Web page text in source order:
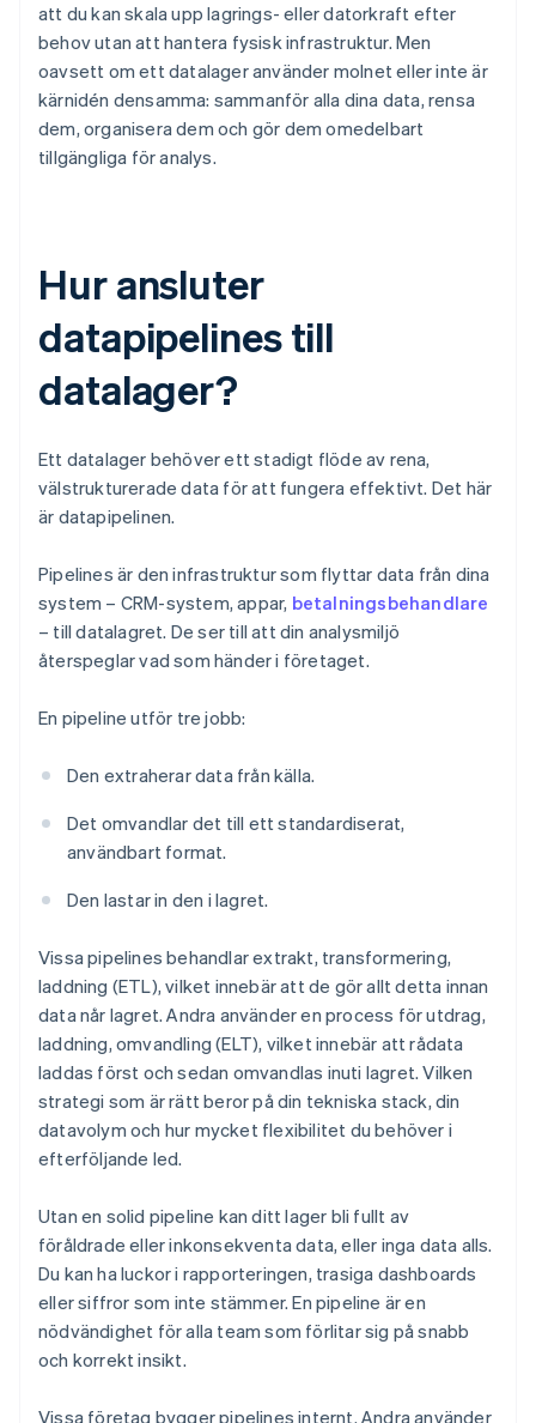
att du kan skala upp lagrings- eller datorkraft efter
behov utan att hantera fysisk infrastruktur. Men
oavsett om ett datalager använder molnet eller inte är
kärnidén densamma: sammanför alla dina data, rensa
dem, organisera dem och gör dem omedelbart
tillgängliga för analys.
Hur ansluter
datapipelines till
datalager?
Ett datalager behöver ett stadigt flöde av rena,
välstrukturerade data för att fungera effektivt. Det här
är datapipelinen.
Pipelines är den infrastruktur som flyttar data från dina
system – CRM-system, appar, betalningsbehandlare
– till datalagret. De ser till att din analysmiljö
återspeglar vad som händer i företaget.
En pipeline utför tre jobb:
Den extraherar data från källa.
Det omvandlar det till ett standardiserat,
användbart format.
Den lastar in den i lagret.
Vissa pipelines behandlar extrakt, transformering,
laddning (ETL), vilket innebär att de gör allt detta innan
data når lagret. Andra använder en process för utdrag,
laddning, omvandling (ELT), vilket innebär att rådata
laddas först och sedan omvandlas inuti lagret. Vilken
strategi som är rätt beror på din tekniska stack, din
datavolym och hur mycket flexibilitet du behöver i
efterföljande led.
Utan en solid pipeline kan ditt lager bli fullt av
föråldrade eller inkonsekventa data, eller inga data alls.
Du kan ha luckor i rapporteringen, trasiga dashboards
eller siffror som inte stämmer. En pipeline är en
nödvändighet för alla team som förlitar sig på snabb
och korrekt insikt.
Vissa företag bygger pipelines internt. Andra använder